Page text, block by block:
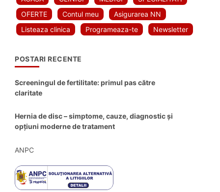
OFERTE
Contul meu
Asigurarea NN
Listeaza clinica
Programeaza-te Newsletter
POSTARI RECENTE
Screeningul de fertilitate: primul pas către
claritate
Hernia de disc – simptome, cauze, diagnostic și
opțiuni moderne de tratament
ANPC